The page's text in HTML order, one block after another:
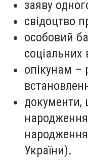
заяву
свідоцтво
особовий
соціальних
опікунам –
документи,
України).